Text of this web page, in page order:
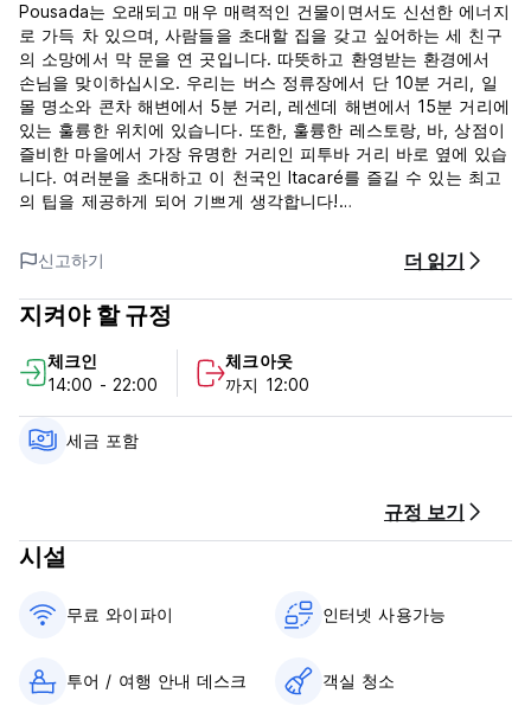
Pousada는 오래되고 매우 매력적인 건물이면서도 신선한 에너지
로 가득 차 있으며, 사람들을 초대할 집을 갖고 싶어하는 세 친구
의 소망에서 막 문을 연 곳입니다. 따뜻하고 환영받는 환경에서
손님을 맞이하십시오. 우리는 버스 정류장에서 단 10분 거리, 일
몰 명소와 콘차 해변에서 5분 거리, 레센데 해변에서 15분 거리에
있는 훌륭한 위치에 있습니다. 또한, 훌륭한 레스토랑, 바, 상점이
즐비한 마을에서 가장 유명한 거리인 피투바 거리 바로 옆에 있습
니다. 여러분을 초대하고 이 천국인 Itacaré를 즐길 수 있는 최고
의 팁을 제공하게 되어 기쁘게 생각합니다!
Maré Mansa Pousada e 호스텔 - 이용 약관
리셉션은 08:00부터 22:00까지 운영됩니다.
경우 숙박 첫날 밤 요금이 청구됩니다.
체크인 시간은 14:00~22:00입니다.
12:00 이전에 체크아웃하세요.
이 숙박 시설에서는 도착 전에 카드를 사전 승인할 수 있습니다.
다.
통금 없음.
신고하기 더 읽기
지켜야 할 규정
체크인
14:00 - 22:00
체크아웃
까지 12:00
세금 포함
규정 보기
시설
무료 와이파이 인터넷 사용가능
투어 / 여행 안내 데스크 객실 청소